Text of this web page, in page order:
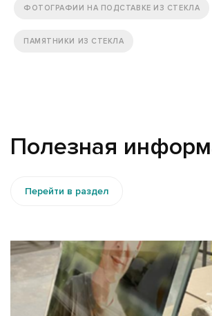
ФОТОГРАФИИ НА ПОДСТАВКЕ ИЗ СТЕКЛА
ПАМЯТНИКИ ИЗ СТЕКЛА
Полезная
Перейти в раздел